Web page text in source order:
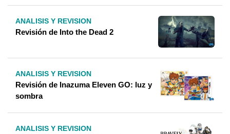
ANALISIS Y REVISION
Revisión de Into the Dead 2
ANALISIS Y REVISION
Revisión de Inazuma Eleven GO: luz y
sombra
ANALISIS Y REVISION